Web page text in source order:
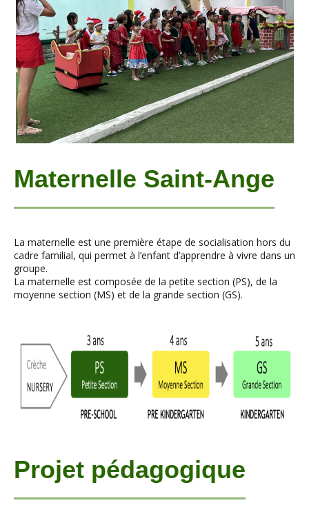
Maternelle Saint-Ange
La maternelle est une première étape de socialisation hors du
cadre familial, qui permet à l’enfant d’apprendre à vivre dans un
groupe.
La maternelle est composée de la petite section (PS), de la
moyenne section (MS) et de la grande section (GS).
Projet pédagogique